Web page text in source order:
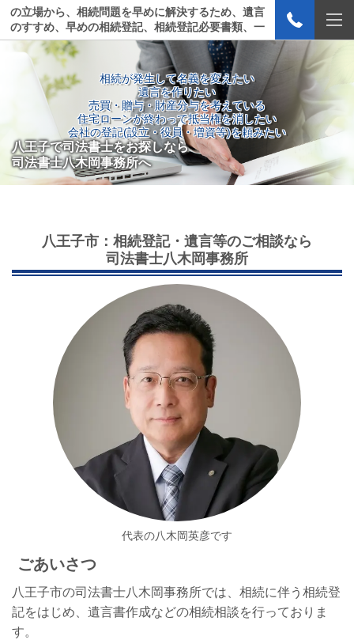
の立場から、相続問題を早めに解決するため、遺言
のすすめ、早めの相続登記、相続登記必要書類、一
般登記必要書類等のご案内をいたします。
相続が発生して名義を変えたい
遺言を作りたい
売買・贈与・財産分与を考えている
住宅ローンが終わって抵当権を消したい
会社の登記(設立・役員・増資等)を頼みたい
八王子で司法書士をお探しなら
司法書士八木岡事務所へ
八王子市：相続登記・遺言等のご相談なら
司法書士八木岡事務所
代表の八木岡英彦です
ごあいさつ
八王子市の司法書士八木岡事務所では、相続に伴う相続登
記をはじめ、遺言書作成などの相続相談を行っておりま
す。